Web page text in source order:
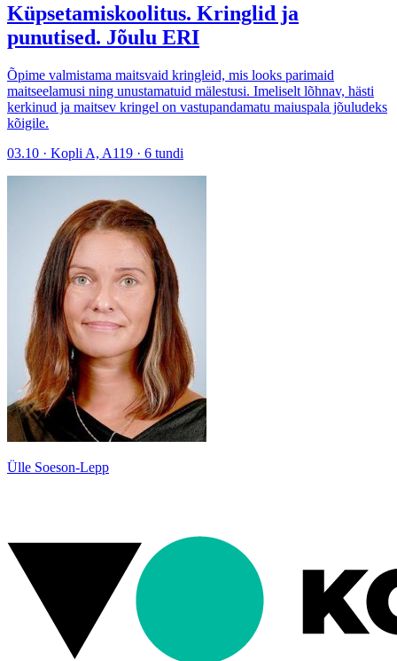
Küpsetamiskoolitus. Kringlid ja
punutised. Jõulu ERI
Õpime valmistama maitsvaid kringleid, mis looks parimaid
maitseelamusi ning unustamatuid mälestusi. Imeliselt lõhnav, hästi
kerkinud ja maitsev kringel on vastupandamatu maiuspala jõuludeks
kõigile.
03.10 · Kopli A, A119 · 6 tundi
Ülle Soeson-Lepp